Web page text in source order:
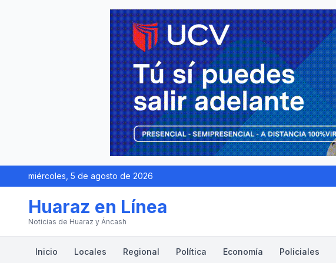
miércoles, 5 de agosto de 2026
Huaraz en Línea
Noticias de Huaraz y Áncash
Inicio Locales Regional Política Economía Policiales